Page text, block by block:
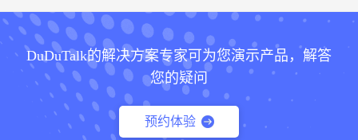
DuDuTalk的解决方案专家可为您演示产品，解答
您的疑问
预约体验